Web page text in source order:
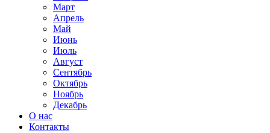
Март
Апрель
Май
Июнь
Июль
Август
Сентябрь
Октябрь
Ноябрь
Декабрь
О нас
Контакты